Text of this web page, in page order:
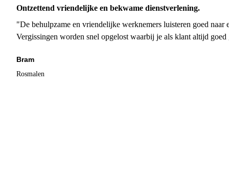
Ontzettend vriendelijke en bekwame dienstverlening.
"De behulpzame en vriendelijke werknemers luisteren goed naar
Vergissingen worden snel opgelost waarbij je als klant altijd
Bram
Rosmalen